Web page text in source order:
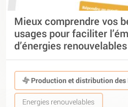
Mieux comprendre vos
usages pour faciliter
d’énergies renouvelables
Production et distribution des
Energies renouvelables